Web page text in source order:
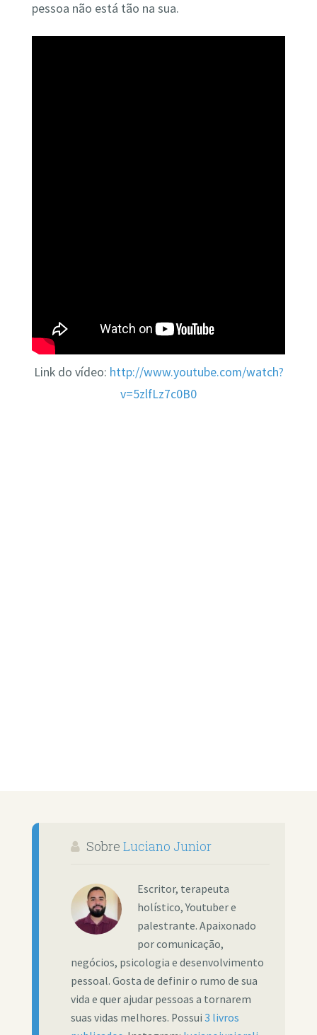
pessoa não está tão na sua.
Link do vídeo: http://www.youtube.com/watch?
v=5zlfLz7c0B0
Sobre Luciano Junior
Escritor, terapeuta
holístico, Youtuber e
palestrante. Apaixonado
por comunicação,
negócios, psicologia e desenvolvimento
pessoal. Gosta de definir o rumo de sua
vida e quer ajudar pessoas a tornarem
suas vidas melhores. Possui 3 livros